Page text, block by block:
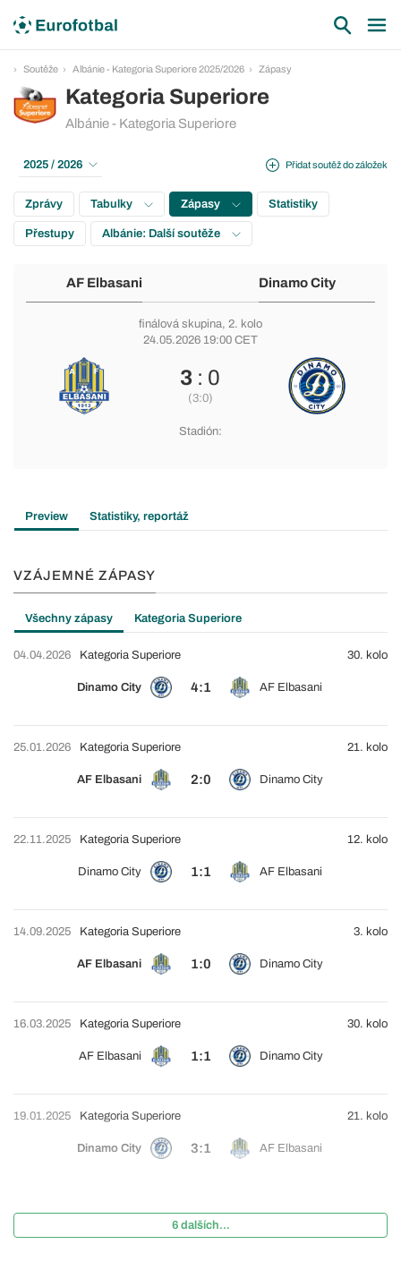
Soutěže Albánie - Kategoria Superiore 2025/2026 Zápasy
Kategoria Superiore
Albánie - Kategoria Superiore
Přidat soutěž do záložek
2025 / 2026
Zprávy Tabulky Zápasy Statistiky
Přestupy Albánie: Další soutěže
AF Elbasani Dinamo City
finálová skupina, 2. kolo
24.05.2026 19:00 CET
3 : 0
(3:0)
Stadión:
Preview Statistiky, reportáž
VZÁJEMNÉ ZÁPASY
Všechny zápasy Kategoria Superiore
04.04.2026
Dinamo City 4:1 AF Elbasani
Kategoria Superiore 30. kolo
25.01.2026
AF Elbasani 2:0 Dinamo City
Kategoria Superiore 21. kolo
22.11.2025
Dinamo City 1:1 AF Elbasani
Kategoria Superiore 12. kolo
14.09.2025
AF Elbasani 1:0 Dinamo City
Kategoria Superiore 3. kolo
16.03.2025
AF Elbasani 1:1 Dinamo City
Kategoria Superiore 30. kolo
19.01.2025
Dinamo City 3:1 AF Elbasani
Kategoria Superiore 21. kolo
6 dalších...